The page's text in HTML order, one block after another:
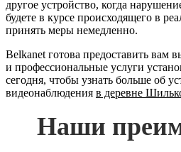
другое устройство, когда
будете в курсе происходящего в
принять меры немедленно.
Belkanet готова предоставить вам
и профессиональные услуги
сегодня, чтобы узнать больше об
видеонаблюдения в деревне
Наши